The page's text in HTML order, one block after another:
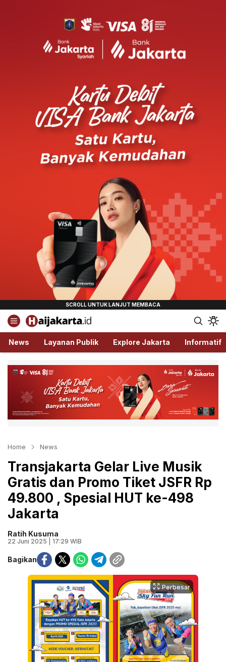
Haijakarta.id
Semua Tentang Jakarta Ada Disini!
News Layanan Publik Explore Jakarta Informatif
Home News
Transjakarta Gelar Live Musik
Gratis dan Promo Tiket JSFR Rp
49.800 , Spesial HUT ke-498
Jakarta
Ratih Kusuma
22 Juni 2025 | 17:29 WIB
Bagikan
Perbesar